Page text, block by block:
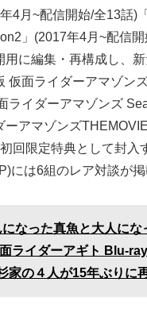
4月~配信開始/全13話)
」(2017年4月~配信
用に編集・再構成し、
仮面ライダーアマゾン
ライダーアマゾンズ
ーアマゾンズ
回限定特典として封入
には6組のレア対談が掲
なった真魚と大人にな
ライダーアギト Blu-
家の４人が15年ぶりに